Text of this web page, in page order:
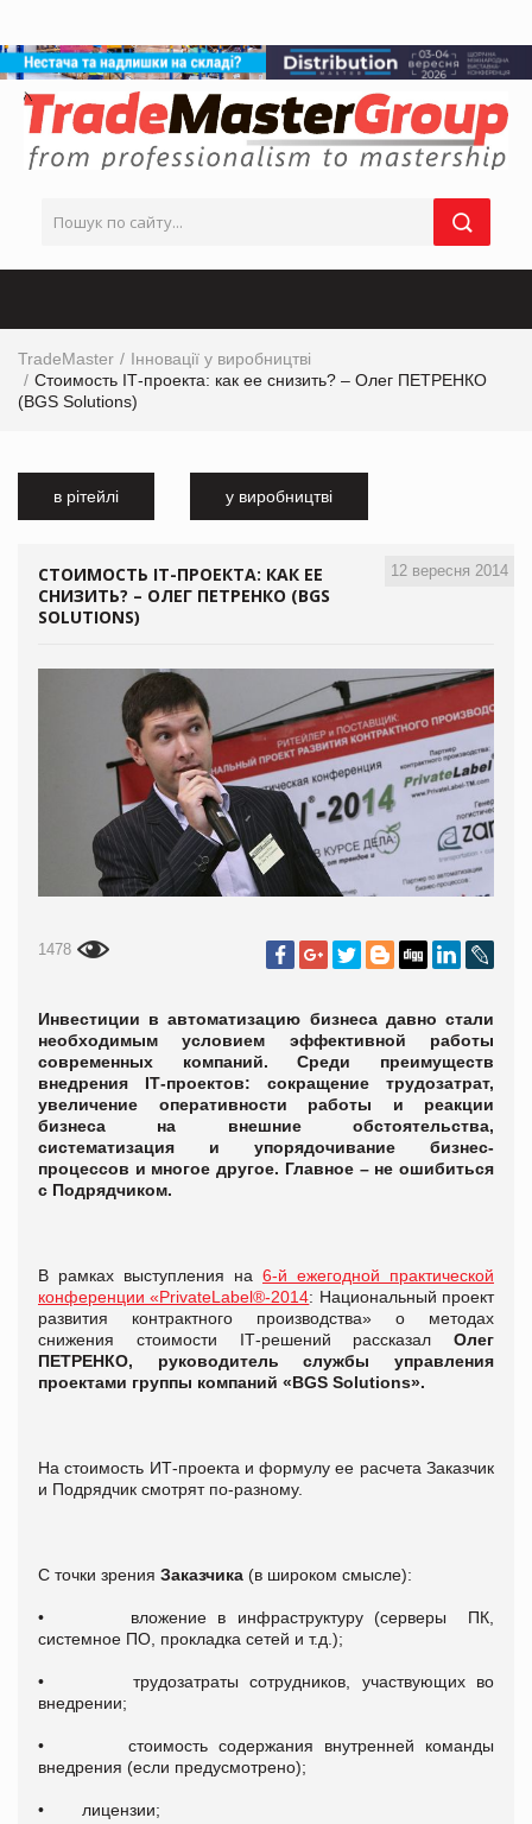
TradeMaster
Інновації у виробництві
Стоимость ІТ-проекта: как ее снизить? – Олег ПЕТРЕНКО
(BGS Solutions)
в рітейлі у виробництві
12 вересня 2014
СТОИМОСТЬ ІТ-ПРОЕКТА: КАК ЕЕ
СНИЗИТЬ? – ОЛЕГ ПЕТРЕНКО (BGS
SOLUTIONS)
1478
Инвестиции в автоматизацию бизнеса давно стали
необходимым условием эффективной работы
современных компаний. Среди преимуществ
внедрения ІТ-проектов: сокращение трудозатрат,
увеличение оперативности работы и реакции
бизнеса на внешние обстоятельства,
систематизация и упорядочивание бизнес-
процессов и многое другое. Главное – не ошибиться
с Подрядчиком.
В рамках выступления на 6-й ежегодной практической
конференции «PrivateLabel®-2014: Национальный проект
развития контрактного производства» о методах
снижения стоимости IТ-решений рассказал Олег
ПЕТРЕНКО, руководитель службы управления
проектами группы компаний «BGS Solutions».
На стоимость ИТ-проекта и формулу ее расчета Заказчик
и Подрядчик смотрят по-разному.
С точки зрения Заказчика (в широком смысле):
• вложение в инфраструктуру (серверы ПК,
системное ПО, прокладка сетей и т.д.);
• трудозатраты сотрудников, участвующих во
внедрении;
• стоимость содержания внутренней команды
внедрения (если предусмотрено);
• лицензии;